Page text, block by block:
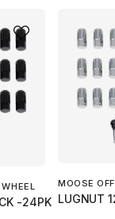
-24PK
MOOSE
LUGNUT